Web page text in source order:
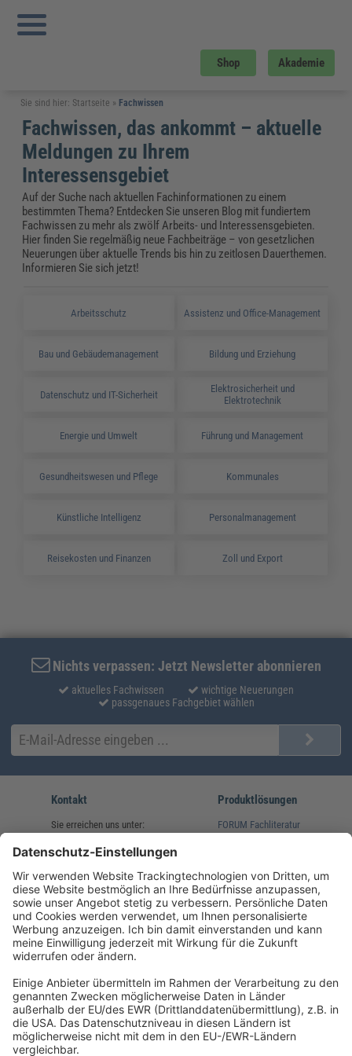
Shop Akademie
Upgrade your summer
Upgrade yourself
Sie sind hier: Startseite » Fachwissen
Fachwissen, das ankommt – aktuelle
Meldungen zu Ihrem
Interessensgebiet
Auf der Suche nach aktuellen Fachinformationen zu einem
bestimmten Thema? Entdecken Sie unseren Blog mit fundiertem
Fachwissen zu mehr als zwölf Arbeits- und Interessensgebieten.
Hier finden Sie regelmäßig neue Fachbeiträge – von gesetzlichen
Neuerungen über aktuelle Trends bis hin zu zeitlosen Dauerthemen.
Informieren Sie sich jetzt!
Arbeitsschutz Assistenz und Office-Management
Bau und Gebäudemanagement Bildung und Erziehung
Datenschutz und IT-Sicherheit
Elektrosicherheit und
Elektrotechnik
Energie und Umwelt Führung und Management
Gesundheitswesen und Pflege Kommunales
Künstliche Intelligenz Personalmanagement
Reisekosten und Finanzen Zoll und Export
Nichts verpassen: Jetzt Newsletter abonnieren
aktuelles Fachwissen
wichtige Neuerungen
passgenaues Fachgebiet wählen
Kontakt
Sie erreichen uns unter:
(08233) 38 11 23
service@forum-verlag.com
Mo-Do 07:30 - 17:00 Uhr
Fr 07:30 - 15:00 Uhr
Produktlösungen
FORUM Fachliteratur
Folgen Sie uns
Impressum